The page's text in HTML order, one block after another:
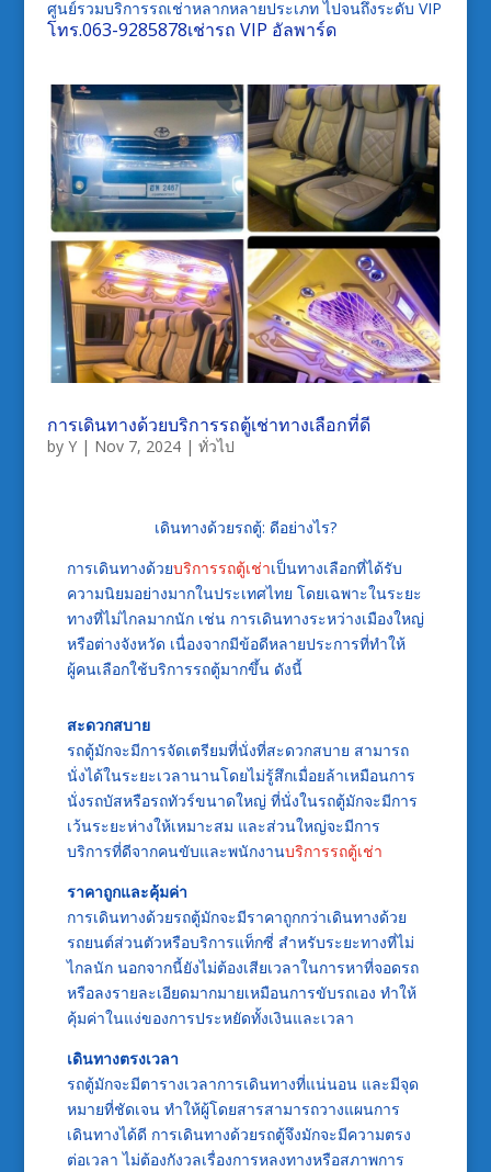
ศูนย์รวมบริการรถเช่าหลากหลายประเภท ไปจนถึงระดับ VIP
โทร.063-9285878เช่ารถ VIP อัลพาร์ด
การเดินทางด้วยบริการรถตู้เช่าทางเลือกที่ดี
by Y| Nov 7, 2024| ทั่วไป
เดินทางด้วยรถตู้: ดีอย่างไร?
การเดินทางด้วยบริการรถตู้เช่าเป็นทางเลือกที่ได้รับ
ความนิยมอย่างมากในประเทศไทย โดยเฉพาะในระยะ
ทางที่ไม่ไกลมากนัก เช่น การเดินทางระหว่างเมืองใหญ่
หรือต่างจังหวัด เนื่องจากมีข้อดีหลายประการที่ทำให้
ผู้คนเลือกใช้บริการรถตู้มากขึ้น ดังนี้
สะดวกสบาย
รถตู้มักจะมีการจัดเตรียมที่นั่งที่สะดวกสบาย สามารถ
นั่งได้ในระยะเวลานานโดยไม่รู้สึกเมื่อยล้าเหมือนการ
นั่งรถบัสหรือรถทัวร์ขนาดใหญ่ ที่นั่งในรถตู้มักจะมีการ
เว้นระยะห่างให้เหมาะสม และส่วนใหญ่จะมีการ
บริการที่ดีจากคนขับและพนักงานบริการรถตู้เช่า
ราคาถูกและคุ้มค่า
การเดินทางด้วยรถตู้มักจะมีราคาถูกกว่าเดินทางด้วย
รถยนต์ส่วนตัวหรือบริการแท็กซี่ สำหรับระยะทางที่ไม่
ไกลนัก นอกจากนี้ยังไม่ต้องเสียเวลาในการหาที่จอดรถ
หรือลงรายละเอียดมากมายเหมือนการขับรถเอง ทำให้
คุ้มค่าในแง่ของการประหยัดทั้งเงินและเวลา
เดินทางตรงเวลา
รถตู้มักจะมีตารางเวลาการเดินทางที่แน่นอน และมีจุด
หมายที่ชัดเจน ทำให้ผู้โดยสารสามารถวางแผนการ
เดินทางได้ดี การเดินทางด้วยรถตู้จึงมักจะมีความตรง
ต่อเวลา ไม่ต้องกังวลเรื่องการหลงทางหรือสภาพการ